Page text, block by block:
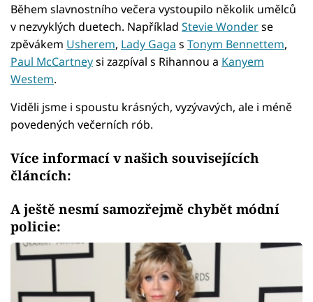
Během slavnostního večera vystoupilo několik umělců
v nezvyklých duetech. Například Stevie Wonderse
zpěvákem Usherem, Lady Gaga s Tonym Bennettem,
Paul McCartneysi zazpíval s Rihannou a Kanyem
Westem.
Viděli jsme i spoustu krásných, vyzývavých, ale i méně
povedených večerních rób.
Více informací v našich souvisejících
článcích:
A ještě nesmí samozřejmě chybět módní
policie: